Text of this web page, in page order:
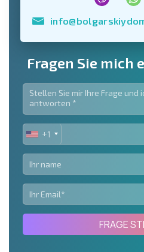
Fragen Sie mich
UNITED
STATES
+1
+1
FRAGE